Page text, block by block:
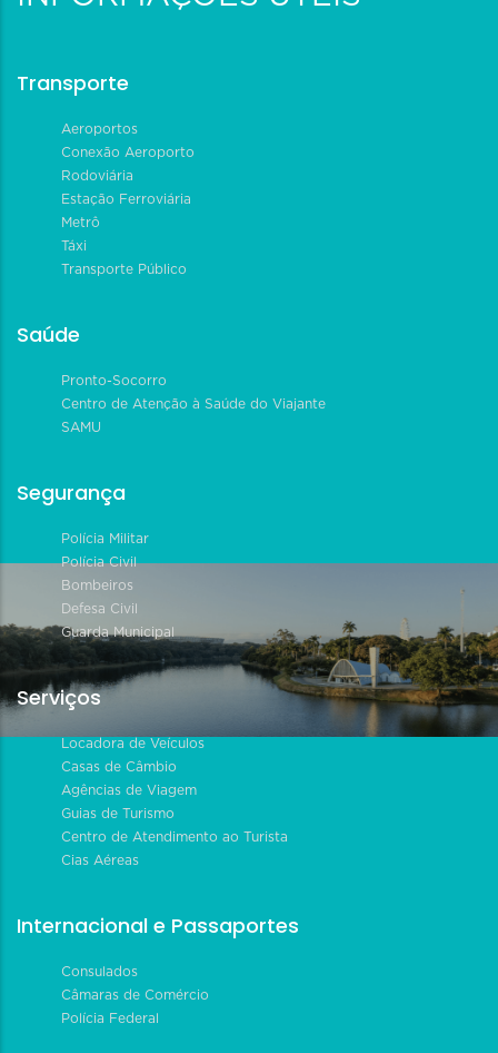
Transporte
Aeroportos
Conexão Aeroporto
Rodoviária
Estação Ferroviária
Metrô
Táxi
Transporte Público
Saúde
Pronto-Socorro
Centro de Atenção à Saúde do Viajante
SAMU
Segurança
Polícia Militar
Polícia Civil
Bombeiros
Defesa Civil
Guarda Municipal
Serviços
Locadora de Veículos
Casas de Câmbio
Agências de Viagem
Guias de Turismo
Centro de Atendimento ao Turista
Cias Aéreas
Internacional e Passaportes
Consulados
Câmaras de Comércio
Polícia Federal